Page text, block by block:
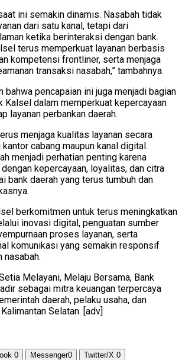
ini semakin dinamis. Nasabah tidak
dari satu kanal, tetapi dari
ketika berinteraksi dengan bank.
terus memperkuat layanan berbasis
kompetensi frontliner, serta menjaga
transaksi nasabah,” tambahnya.
bahwa pencapaian ini juga menjadi bagian
Kalsel dalam memperkuat kepercayaan
layanan perbankan daerah.
menjaga kualitas layanan secara
cabang maupun kanal digital.
menjadi perhatian penting karena
kepercayaan, loyalitas, dan citra
bank daerah yang terus tumbuh dan
berkomitmen untuk terus meningkatkan
inovasi digital, penguatan sumber
proses layanan, serta
komunikasi yang semakin responsif
nasabah.
Melayani, Melaju Bersama, Bank
sebagai mitra keuangan terpercaya
daerah, pelaku usaha, dan
Selatan. [adv]
0 Messenger0 Twitter/X 0